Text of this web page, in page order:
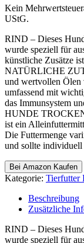
Kein
UStG.
RIND – Dieses
wurde speziell für
künstliche Zusätze
NATÜRLICHE
und wertvollen Ölen
umfassend mit
das Immunsystem
HUNDE
ist ein
Die Futtermenge
und sollte individuell
Bei Amazon Kaufen
Kategorie: Tierfutter
Beschreibung
Zusätzliche
RIND – Dieses
wurde speziell für